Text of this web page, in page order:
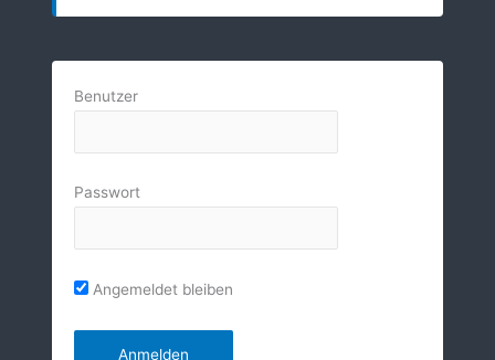
Benutzer
Passwort
Angemeldet bleiben